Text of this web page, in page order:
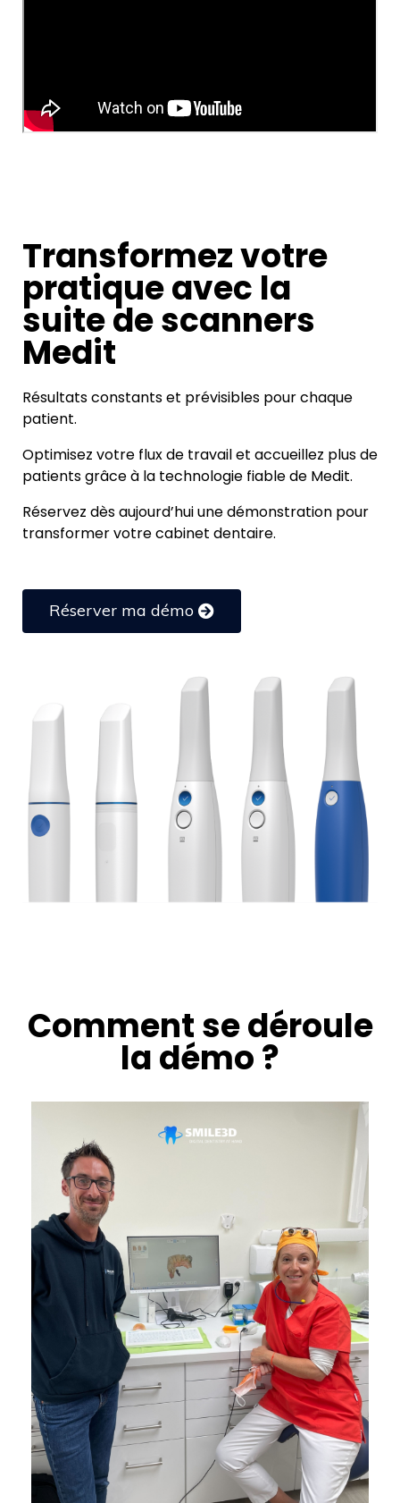
Transformez votre
pratique avec la
suite de scanners
Medit
Résultats constants et prévisibles pour chaque
patient.
Optimisez votre flux de travail et accueillez plus de
patients grâce à la technologie fiable de Medit.
Réservez dès aujourd’hui une démonstration pour
transformer votre cabinet dentaire.
Réserver ma démo
Comment se déroule
la démo ?